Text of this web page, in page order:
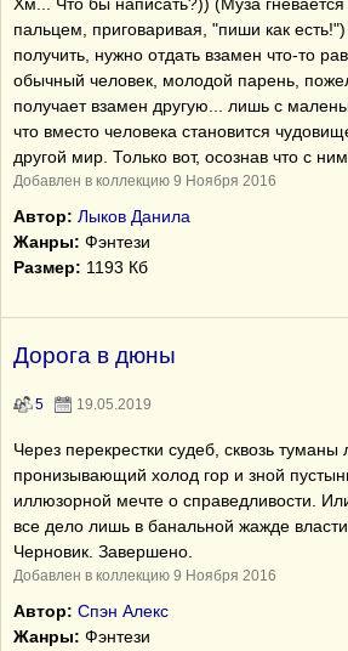
пальцем, приговаривая, "пиши как
получить, нужно отдать взамен что-то
обычный человек, молодой парень,
получает взамен другую... лишь с
что вместо человека становится
другой мир. Только вот, осознав что с
Добавлен в коллекцию 9 Ноября 2016
Автор: Лыков Данила
Жанры: Фэнтези
Размер: 1193 Кб
Дорога в дюны
5 19.05.2019
Через перекрестки судеб, сквозь туманы
пронизывающий холод гор и зной
иллюзорной мечте о справедливости.
все дело лишь в банальной жажде
Черновик. Завершено.
Добавлен в коллекцию 9 Ноября 2016
Автор: Спэн Алекс
Жанры: Фэнтези